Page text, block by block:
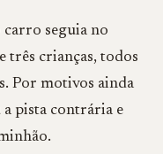
seguia no
três crianças, todos
Por motivos ainda
pista contrária e